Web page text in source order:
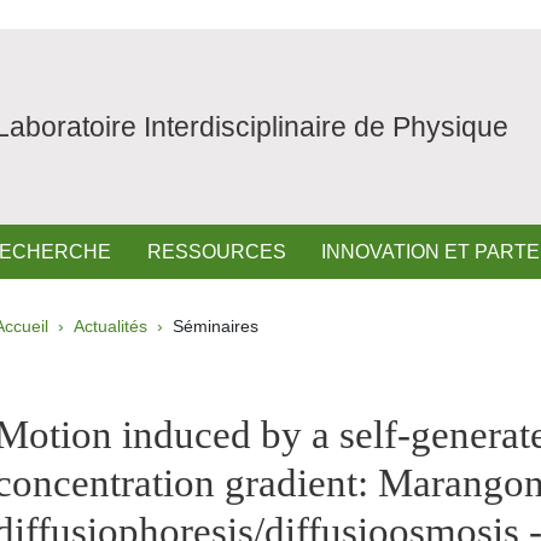
Interdisciplinaire de Physique
RESSOURCES INNOVATION ET
d'Ariane
Actualités Séminaires
Sidebar
induced by a self-
gradient:
diffusioosmosis